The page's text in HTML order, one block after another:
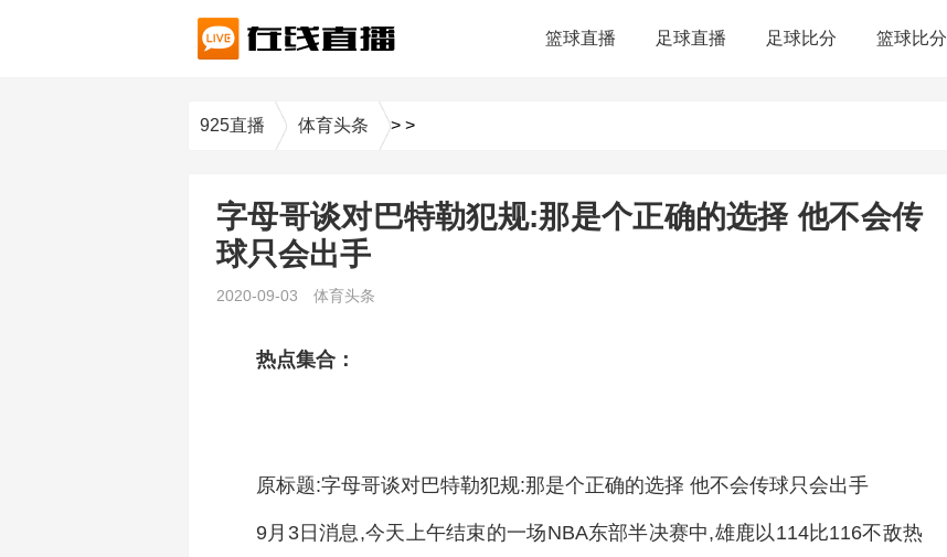
篮球直播 足球直播 足球比分 篮球比分
925直播 >
体育头条 >
字母哥谈对巴特勒犯规:那是个正确的选择 他不会传
球只会出手
2020-09-03 体育头条
热点集合：
原标题:字母哥谈对巴特勒犯规:那是个正确的选择 他不会传球只会出手
9月3日消息,今天上午结束的一场NBA东部半决赛中,雄鹿以114比116不敌热